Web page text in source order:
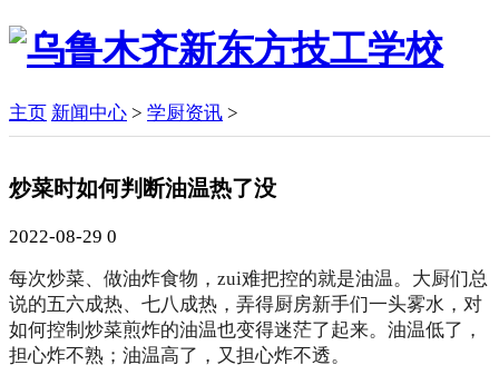
主页 新闻中心 > 学厨资讯 >
炒菜时如何判断油温热了没
2022-08-29 0
每次炒菜、做油炸食物，zui难把控的就是油温。大厨们总
说的五六成热、七八成热，弄得厨房新手们一头雾水，对
如何控制炒菜煎炸的油温也变得迷茫了起来。油温低了，
担心炸不熟；油温高了，又担心炸不透。